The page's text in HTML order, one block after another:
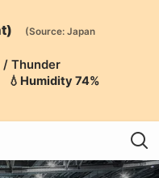
(Source: Japan
Thunder
74%